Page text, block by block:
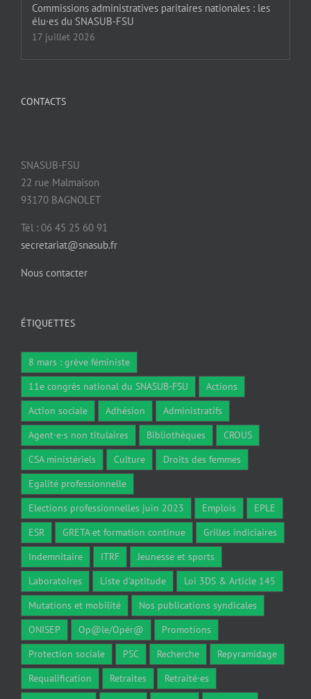
Commissions administratives paritaires nationales : les
élu·es du SNASUB-FSU
17 juillet 2026
CONTACTS
SNASUB-FSU
22 rue Malmaison
93170 BAGNOLET
Tél : 06 45 25 60 91
secretariat@snasub.fr
Nous contacter
ÉTIQUETTES
8 mars : grève féministe
11e congrès national du SNASUB-FSU
Actions
Action sociale
Adhésion
Administratifs
Agent·e·s non titulaires
Bibliothèques
CROUS
CSA ministériels
Culture
Droits des femmes
Egalité professionnelle
Elections professionnelles juin 2023
Emplois
EPLE
ESR
GRETA et formation continue
Grilles indiciaires
Indemnitaire
ITRF
Jeunesse et sports
Laboratoires
Liste d'aptitude
Loi 3DS & Article 145
Mutations et mobilité
Nos publications syndicales
ONISEP
Op@le/Opér@
Promotions
Protection sociale
PSC Recherche
Repyramidage
Requalification
Retraites
Retraité·es